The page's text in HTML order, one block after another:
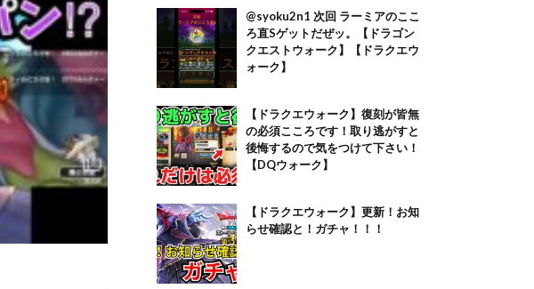
@syoku2n1 次回 ラーミアのここ
ろ直Sゲットだぜッ。【ドラゴン
クエストウォーク】【ドラクエウ
ォーク】
【ドラクエウォーク】復刻が皆無
の必須こころです！取り逃がすと
後悔するので気をつけて下さい！
【DQウォーク】
【ドラクエウォーク】更新！お知
らせ確認と！ガチャ！！！